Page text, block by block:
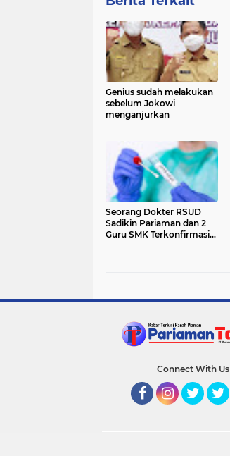
Genius sudah melakukan
sebelum Jokowi
menganjurkan
Seorang Dokter RSUD
Sadikin Pariaman dan 2
Guru SMK Terkonfirmasi
Connect With Us